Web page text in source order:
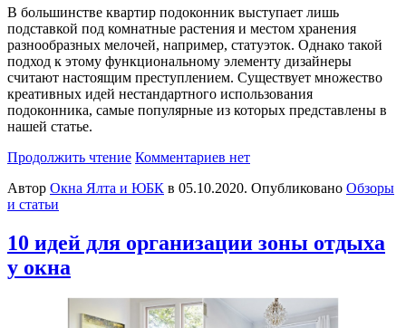
В большинстве квартир подоконник выступает лишь
подставкой под комнатные растения и местом хранения
разнообразных мелочей, например, статуэток. Однако такой
подход к этому функциональному элементу дизайнеры
считают настоящим преступлением. Существует множество
креативных идей нестандартного использования
подоконника, самые популярные из которых представлены в
нашей статье.
Продолжить чтение Комментариев нет
Автор Окна Ялта и ЮБК в 05.10.2020. Опубликовано Обзоры
и статьи
10 идей для организации зоны отдыха
у окна